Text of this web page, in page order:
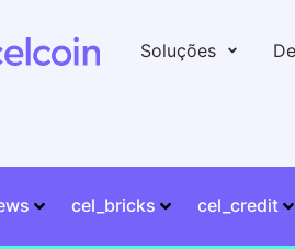
Soluções
cel_bricks cel_credit